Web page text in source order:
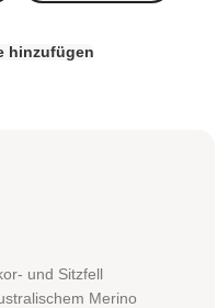
hinzufügen
und Sitzfell
Merino